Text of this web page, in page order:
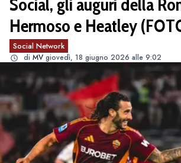
Social, gli auguri della
Hermoso e Heatley
Social Network
di MV giovedì, 18 giugno 2026 alle 9:02